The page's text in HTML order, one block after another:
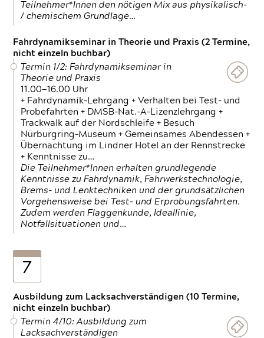
Teilnehmer*Innen den nötigen Mix aus physikalisch-
/ chemischem Grundlage…
Fahrdynamikseminar in Theorie und Praxis (2 Termine,
nicht einzeln buchbar)
Termin 1/2: Fahrdynamikseminar in
Theorie und Praxis
11.00—16.00 Uhr
+ Fahrdynamik-Lehrgang + Verhalten bei Test- und
Probefahrten + DMSB-Nat.-A-Lizenzlehrgang +
Trackwalk auf der Nordschleife + Besuch
Nürburgring-Museum + Gemeinsames Abendessen +
Übernachtung im Lindner Hotel an der Rennstrecke
+ Kenntnisse zu…
Die Teilnehmer*Innen erhalten grundlegende
Kenntnisse zu Fahrdynamik, Fahrwerkstechnologie,
Brems- und Lenktechniken und der grundsätzlichen
Vorgehensweise bei Test- und Erprobungsfahrten.
Zudem werden Flaggenkunde, Ideallinie,
Notfallsituationen und…
7
Ausbildung zum Lacksachverständigen (10 Termine,
nicht einzeln buchbar)
Termin 4/10: Ausbildung zum
Lacksachverständigen